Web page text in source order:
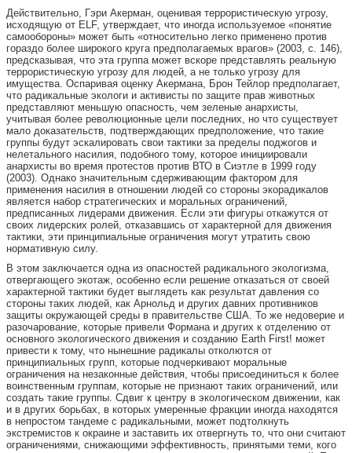
Действительно, Гэри Акерман, оценивая террористическую угрозу,
исходящую от ELF, утверждает, что иногда используемое «понятие
самообороны» может быть «относительно легко применено против
гораздо более широкого круга предполагаемых врагов» (2003, с. 146),
предсказывая, что эта группа может вскоре представлять реальную
террористическую угрозу для людей, а не только угрозу для
имущества. Оспаривая оценку Акермана, Брон Тейлор предполагает,
что радикальные экологи и активисты по защите прав животных
представляют меньшую опасность, чем зеленые анархисты,
учитывая более революционные цели последних, но что существует
мало доказательств, подтверждающих предположение, что такие
группы будут эскалировать свои тактики за пределы поджогов и
нелетального насилия, подобного тому, которое инициировали
анархисты во время протестов против ВТО в Сиэтле в 1999 году
(2003). Однако значительным сдерживающим фактором для
применения насилия в отношении людей со стороны экорадикалов
является набор стратегических и моральных ограничений,
предписанных лидерами движения. Если эти фигуры откажутся от
своих лидерских ролей, отказавшись от характерной для движения
тактики, эти принципиальные ограничения могут утратить свою
нормативную силу.
В этом заключается одна из опасностей радикального экологизма,
отвергающего экотаж, особенно если решение отказаться от своей
характерной тактики будет выглядеть как результат давления со
стороны таких людей, как Арнольд и других давних противников
защиты окружающей среды в правительстве США. То же недоверие и
разочарование, которые привели Формана и других к отделению от
основного экологического движения и созданию Earth First! может
привести к тому, что нынешние радикалы отколются от
принципиальных групп, которые подчеркивают моральные
ограничения на незаконные действия, чтобы присоединиться к более
воинственным группам, которые не признают таких ограничений, или
создать такие группы. Сдвиг к центру в экологическом движении, как
и в других борьбах, в которых умеренные фракции иногда находятся
в непростом тандеме с радикальными, может подтолкнуть
экстремистов к окраине и заставить их отвергнуть то, что они считают
ограничениями, снижающими эффективность, принятыми теми, кого